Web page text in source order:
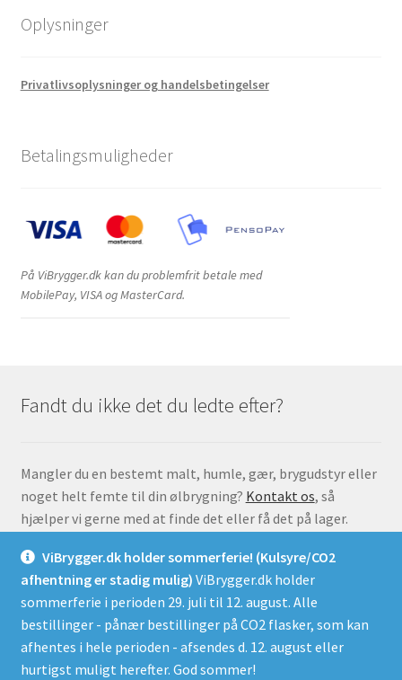
ViBrygger.dk holder sommerferie! (Kulsyre/CO2
afhentning er stadig mulig) ViBrygger.dk holder
sommerferie i perioden 29. juli til 12. august. Alle
bestillinger - pånær bestillinger på CO2 flasker, som kan
afhentes i hele perioden - afsendes d. 12. august eller
hurtigst muligt herefter. God sommer!
Oplysninger
Privatlivsoplysninger og handelsbetingelser
Betalingsmuligheder
På ViBrygger.dk kan du problemfrit betale med
MobilePay, VISA og MasterCard.
Fandt du ikke det du ledte efter?
Mangler du en bestemt malt, humle, gær, brygudstyr eller
noget helt femte til din ølbrygning? Kontakt os, så
hjælper vi gerne med at finde det eller få det på lager.
© ViBrygger.dk 2026
Handelsbetingelser for ViBrygger.dk
Lavet med